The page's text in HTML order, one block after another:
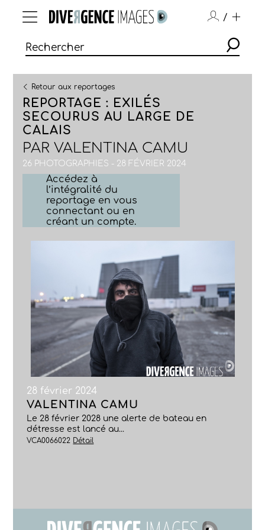
/
Retour aux reportages
REPORTAGE : EXILÉS
SECOURUS AU LARGE DE
CALAIS
PARVALENTINA CAMU
26 PHOTOGRAPHIES - 28 FÉVRIER 2024
Accédez à
l’intégralité du
reportage en vous
connectant ou en
créant un compte.
28 février 2024
VALENTINA CAMU
Le 28 février 2028 une alerte de bateau en
détresse est lancé au...
VCA0066022 Détail